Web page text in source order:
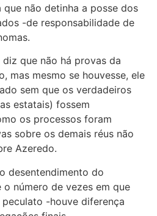
não detinha a posse dos
-de responsabilidade de
que não há provas da
mas mesmo se houvesse, ele
sem que os verdadeiros
estatais) fossem
os processos foram
sobre os demais réus não
Azeredo.
desentendimento do
número de vezes em que
-houve diferença